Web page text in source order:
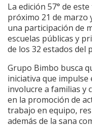
La edición 57° de
próximo 21 de marzo
una participación de
escuelas públicas y
de los 32 estados del
Grupo Bimbo busca
iniciativa que impulse
involucre a familias y
en la promoción de
trabajo en equipo,
además de la sana